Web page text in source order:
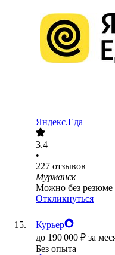
Яндекс.Еда
3.4
•
227 отзывов
Мурманск
Можно без резюме
Откликнуться
Курьер
до 190 000 ₽ за
Без опыта